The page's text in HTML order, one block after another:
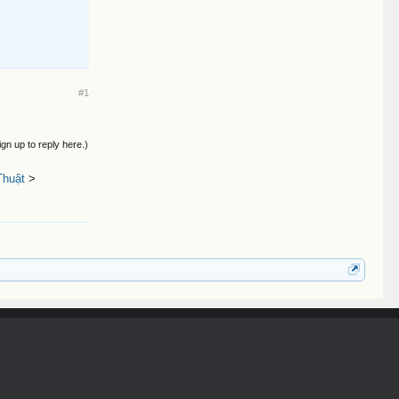
#1
up to reply here.)
>